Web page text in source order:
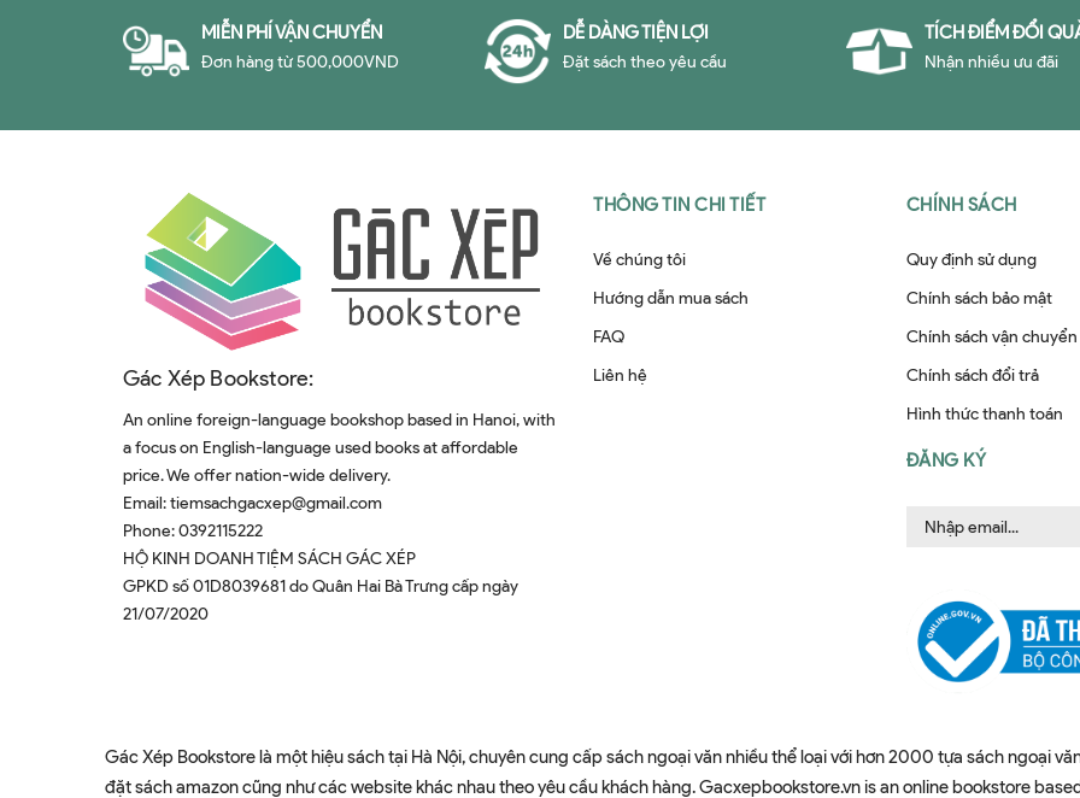
MIỄN PHÍ VẬN CHUYỂN
Đơn hàng từ 500,000VND
DỄ DÀNG TIỆN LỢI
Đặt sách theo yêu cầu
TÍCH ĐIỂM ĐỔI
Nhận nhiều ưu đãi
Gác Xép Bookstore:
An online foreign-language bookshop based in Hanoi, with
a focus on English-language used books at affordable
price. We offer nation-wide delivery.
Email:tiemsachgacxep@gmail.com
Phone:0392115222
HỘ KINH DOANH TIỆM SÁCH GÁC XÉP
GPKD số 01D8039681 do Quân Hai Bà Trưng cấp ngày
21/07/2020
THÔNG TIN CHI TIẾT
Về chúng tôi
Hướng dẫn mua sách
FAQ
Liên hệ
CHÍNH SÁCH
Quy định sử dụng
Chính sách bảo mật
Chính sách vận chuyển
Chính sách đổi trả
Hình thức thanh toán
ĐĂNG KÝ
Gác Xép Bookstore là một hiệu sách tại Hà Nội, chuyên cung cấp sách ngoại văn nhiều thể loại với hơn 2000 tựa sách ngoại
đặt sách amazon cũng như các website khác nhau theo yêu cầu khách hàng. Gacxepbookstore.vn is an online bookstore